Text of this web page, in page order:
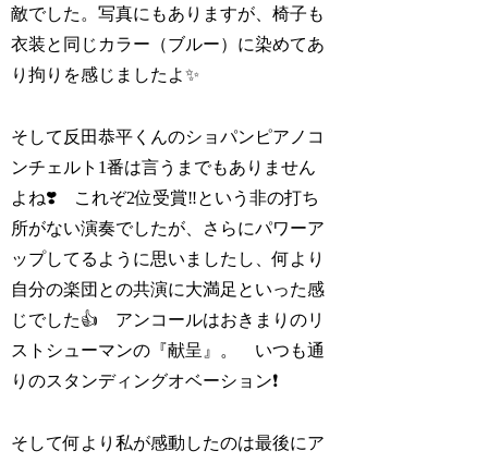
敵でした。写真にもありますが、椅子も
衣装と同じカラー（ブルー）に染めてあ
り拘りを感じましたよ✨
そして反田恭平くんのショパンピアノコ
ンチェルト1番は言うまでもありません
よね❣️ これぞ2位受賞‼️という非の打ち
所がない演奏でしたが、さらにパワーア
ップしてるように思いましたし、何より
自分の楽団との共演に大満足といった感
じでした👍 アンコールはおきまりのリ
ストシューマンの『献呈』。 いつも通
りのスタンディングオベーション❗️
そして何より私が感動したのは最後にア